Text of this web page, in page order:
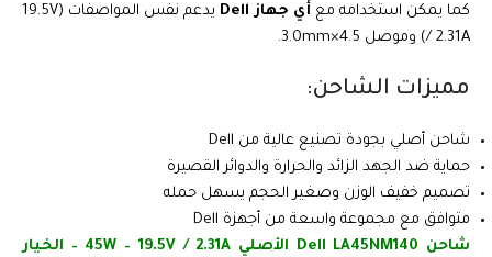
كما يمكن استخدامه مع أي جهاز Dell
يدعم نفس المواصفات (19.5V
/ 2.31A) وموصل 4.5×3.0mm.
مميزات الشاحن:
شاحن أصلي بجودة تصنيع عالية من Dell
حماية ضد الجهد الزائد والحرارة والدوائر القصيرة
تصميم خفيف الوزن وصغير الحجم يسهل حمله
متوافق مع مجموعة واسعة من أجهزة Dell
شاحن Dell LA45NM140 الأصلي 45W – 19.5V / 2.31A – الخيار